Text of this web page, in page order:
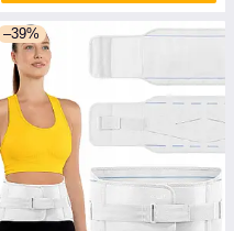
–39%